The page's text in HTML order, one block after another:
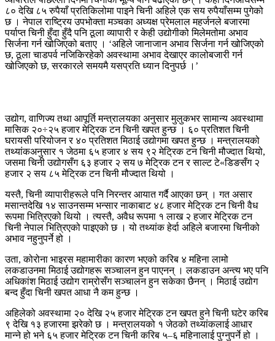
८० देखि ८५ रुपैयाँ प्रतिकिलोमा पाइने चिनी अहिले एक सय रुपैयाँसम्म पुगेको
छ । नेपाल राष्ट्रिय उपभोक्ता मञ्चका अध्यक्ष प्रेमलाल महर्जनले बजारमा
पर्याप्त चिनी हुँदा हुँदै पनि ठूला व्यापारी र केही उद्योगीको मिलेमतोमा अभाव
सिर्जना गर्न खोजिएको बताए । ‘अहिले जानाजान अभाव सिर्जना गर्न खोजिएको
छ, ठूला चाडपर्व नजिकिरहेको अवस्थामा अभाव देखाएर कालोबजारी गर्न
खोजिएको छ, सरकारले समयमै यसप्रति ध्यान दिनुपर्छ ।’
उद्योग, वाणिज्य तथा आपूर्ति मन्त्रालयका अनुसार मुलुकभर सामान्य अवस्थामा
मासिक २०÷२५ हजार मेट्रिक टन चिनी खपत हुन्छ । ६० प्रतिशत चिनी
घरायसी परियोजन र ४० प्रतिशत मिठाई उद्योगमा खपत हुन्छ । मन्त्रालयको
तथ्यांकअनुसार १ जेठमा ६५ हजार ४ सय ९२ मेट्रिक टन चिनी मौज्दात थियो,
जसमा चिनी उद्योगसँग ६३ हजार २ सय ७ मेट्रिक टन र साल्ट टे«डिङसँग २
हजार २ सय ८५ मेट्रिक टन चिनी मौज्दात थियो ।
यस्तै, चिनी व्यापारीहरूले पनि निरन्तर आयात गर्दै आएका छन् । गत असार
मसान्तदेखि १४ साउनसम्म भन्सार नाकाबाट ४८ हजार मेट्रिक टन चिनी वैध
रूपमा भित्रिएको थियो । त्यस्तै, अवैध रूपमा १ लाख २ हजार मेट्रिक टन
चिनी नेपाल भित्रिएको पाइएको छ । यो तथ्यांक हेर्दा अहिले बजारमा चिनीको
अभाव नहुनुपर्ने हो ।
उता, कोरोना भाइरस महामारीका कारण भएको करिब ४ महिना लामो
लकडाउनमा मिठाई उद्योगहरू सञ्चालन हुन पाएनन् । लकडाउन अन्त्य भए पनि
अधिकांश मिठाई उद्योग राम्रोसँग सञ्चालन हुन सकेका छैनन् । मिठाई उद्योग
बन्द हुँदा चिनी खपत आधा नै कम हुन्छ ।
अहिलेको अवस्थामा २० देखि २५ हजार मेट्रिक टन खपत हुने चिनी घटेर करिब
९ देखि १३ हजारमा झरेको छ । मन्त्रालयको १ जेठको तथ्यांकलाई आधार
मान्ने हो भने ६५ हजार मेट्रिक टन चिनी करिब ५–६ महिनालाई पुग्नुपर्ने हो ।